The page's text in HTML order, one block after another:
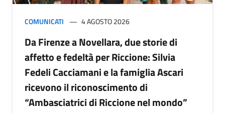
COMUNICATI 4 AGOSTO 2026
Da Firenze a Novellara, due storie di
affetto e fedeltà per Riccione: Silvia
Fedeli Cacciamani e la famiglia Ascari
ricevono il riconoscimento di
“Ambasciatrici di Riccione nel mondo”